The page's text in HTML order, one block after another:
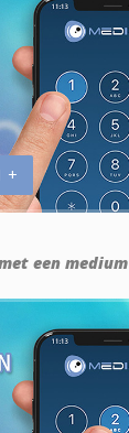
+
een medium